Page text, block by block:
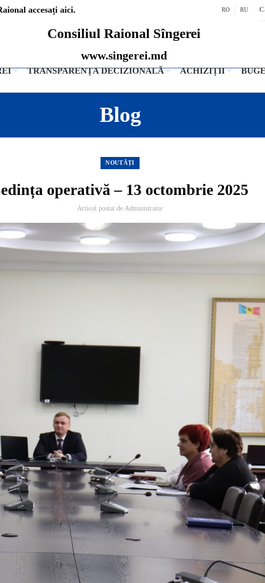
accesați aici. RO RU
Consiliul Raional Sîngerei
www.singerei.md
TRANSPARENȚA DECIZIONALĂ ACHIZIȚII
Blog
NOUTĂȚI
operativă – 13 octombrie 2025
Articol postat de Administrator